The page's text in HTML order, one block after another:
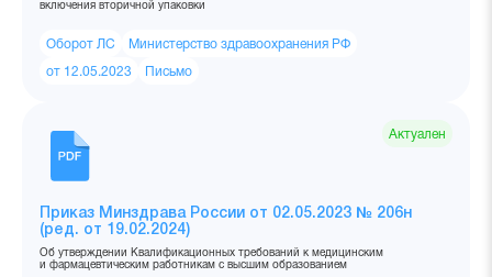
включения вторичной упаковки
Оборот ЛС Министерство здравоохранения РФ
от 12.05.2023 Письмо
Актуален
Приказ Минздрава России от 02.05.2023 № 206н
(ред. от 19.02.2024)
Об утверждении Квалификационных требований к медицинским
и фармацевтическим работникам с высшим образованием